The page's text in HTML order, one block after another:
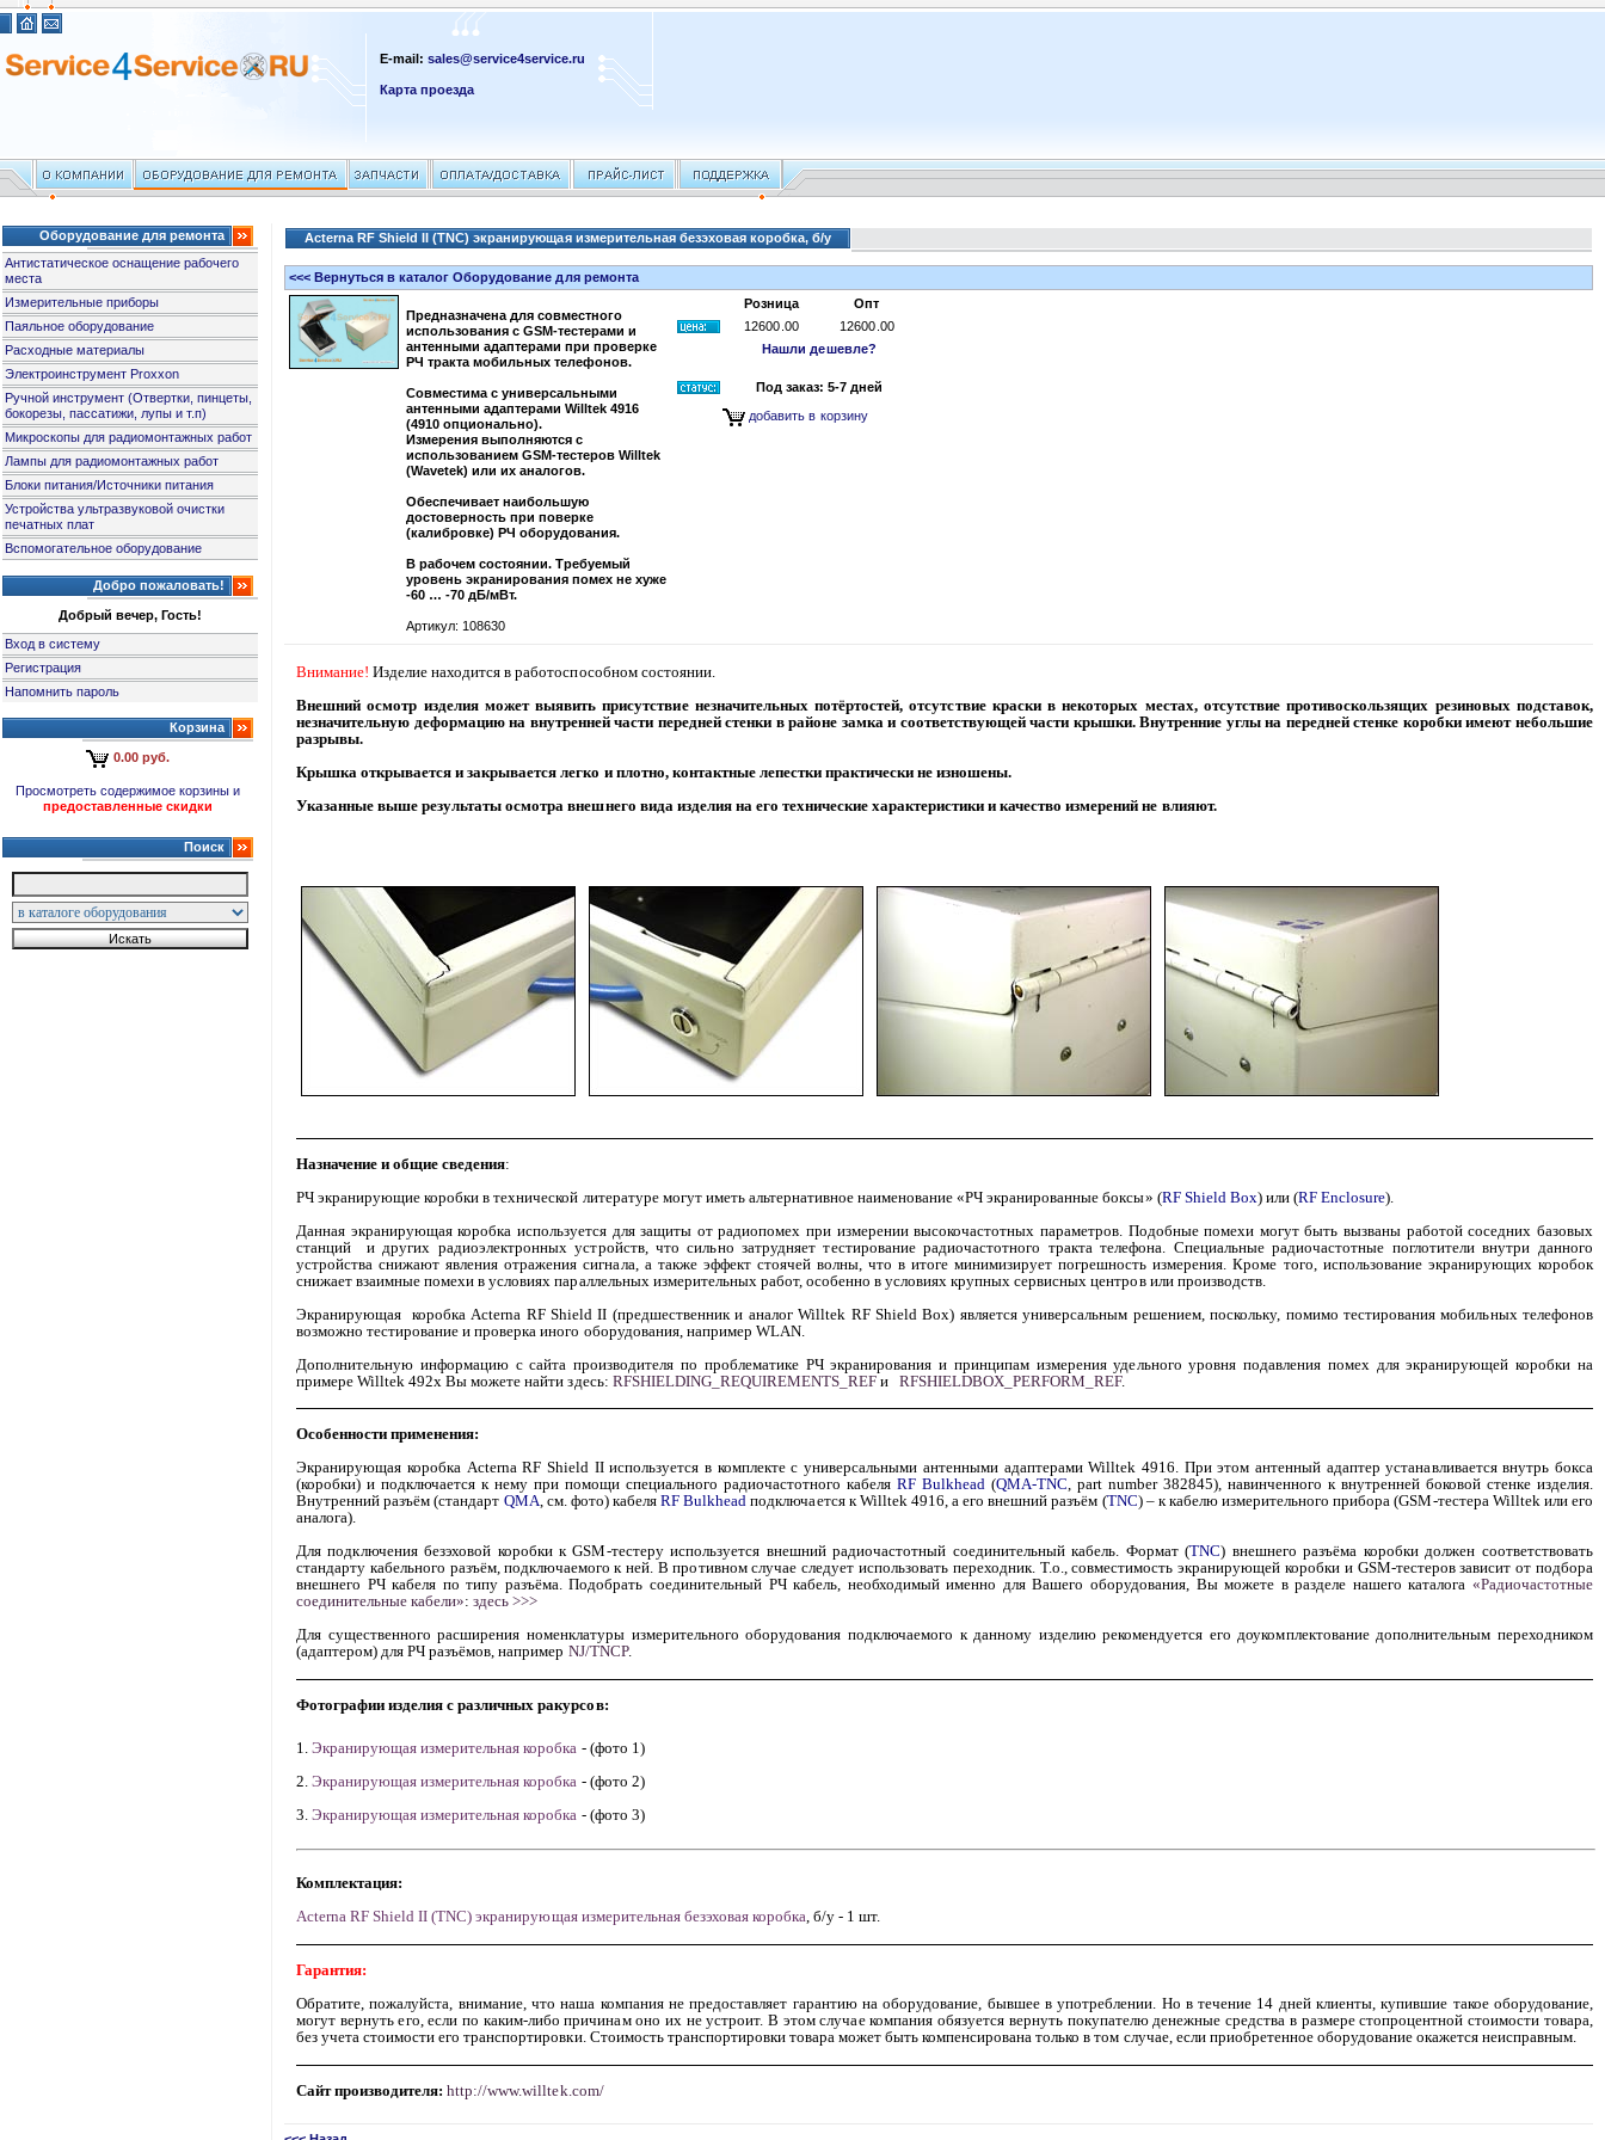
E-mail:sales@service4service.ru
Карта проезда
Оборудование для ремонта
Антистатическое оснащение рабочего
места
Измерительные приборы
Паяльное оборудование
Расходные материалы
Электроинструмент Proxxon
Ручной инструмент (Отвертки, пинцеты,
бокорезы, пассатижи, лупы и т.п)
Микроскопы для радиомонтажных работ
Лампы для радиомонтажных работ
Блоки питания/Источники питания
Устройства ультразвуковой очистки
печатных плат
Вспомогательное оборудование
Добро пожаловать!
Добрый вечер, Гость!
Вход в систему
Регистрация
Напомнить пароль
Корзина
0.00 руб.
Просмотреть содержимое корзины и
предоставленные скидки
Поиск
Acterna RF Shield II (TNC) экранирующая измерительная безэховая коробка, б/у
<<< Вернуться в каталог Оборудование для ремонта
Предназначена для совместного
использования с GSM-тестерами и
антенными адаптерами при проверке
РЧ тракта мобильных телефонов.
Совместима с универсальными
антенными адаптерами Willtek 4916
(4910 опционально).
Измерения выполняются с
использованием GSM-тестеров Willtek
(Wavetek) или их аналогов.
Обеспечивает наибольшую
достоверность при поверке
(калибровке) РЧ оборудования.
В рабочем состоянии. Требуемый
уровень экранирования помех не хуже
-60 … -70 дБ/мВт.
Артикул: 108630
Розница
Опт
12600.00
12600.00
Нашли дешевле?
Под заказ: 5-7 дней
добавить в корзину
Внимание! Изделие находится в работоспособном состоянии.
Внешний осмотр изделия может выявить присутствие незначительных потёртостей, отсутствие краски в некоторых местах, отсутствие противоскользящих резиновых подставок,
незначительную деформацию на внутренней части передней стенки в районе замка и соответствующей части крышки. Внутренние углы на передней стенке коробки имеют небольшие
разрывы.
Крышка открывается и закрывается легко и плотно, контактные лепестки практически не изношены.
Указанные выше результаты осмотра внешнего вида изделия на его технические характеристики и качество измерений не влияют.
Назначение и общие сведения:
РЧ экранирующие коробки в технической литературе могут иметь альтернативное наименование «РЧ экранированные боксы» (RF Shield Box) или (RF Enclosure).
Данная экранирующая коробка используется для защиты от радиопомех при измерении высокочастотных параметров. Подобные помехи могут быть вызваны работой соседних базовых
станций
и других радиоэлектронных устройств, что сильно затрудняет тестирование радиочастотного тракта телефона. Специальные радиочастотные поглотители внутри данного
устройства снижают явления отражения сигнала, а также эффект стоячей волны, что в итоге минимизирует погрешность измерения. Кроме того, использование экранирующих коробок
снижает взаимные помехи в условиях параллельных измерительных работ, особенно в условиях крупных сервисных центров или производств.
Экранирующая коробка Acterna RFShield II (предшественник и аналог Willtek RF Shield Box) является универсальным решением, поскольку, помимо тестирования мобильных телефонов
возможно тестирование и проверка иного оборудования, например WLAN.
Дополнительную информацию с сайта производителя по проблематике РЧ экранирования и принципам измерения удельного уровня подавления помех для экранирующей коробки на
примере Willtek 492x Вы можете найти здесь: RFSHIELDING_REQUIREMENTS_REFи RFSHIELDBOX_PERFORM_REF.
Особенности применения:
Экранирующая коробка Acterna RF ShieldIIиспользуется в комплекте с универсальными антенными адаптерами Willtek 4916. При этом антенный адаптер устанавливается внутрь бокса
(коробки) и подключается к нему при помощи специального радиочастотного кабеля RF Bulkhead (QMA-TNC, part number382845), навинченного к внутренней боковой стенке изделия.
Внутренний разъём (стандарт QMA, см. фото) кабеляRFBulkhead подключается к Willtek 4916, а его внешний разъём (TNC) – к кабелю измерительного прибора (GSM-тестера Willtek или его
аналога).
Для подключения безэховой коробки к GSM-тестеру используется внешний радиочастотный соединительный кабель. Формат (TNC) внешнего разъёма коробки должен соответствовать
стандарту кабельного разъём, подключаемого к ней. В противном случае следует использовать переходник. Т.о., совместимость экранирующей коробки и GSM-тестеров зависит от подбора
внешнего РЧ кабеля по типу разъёма. Подобрать соединительный РЧ кабель, необходимый именно для Вашего оборудования, Вы можете в разделе нашего каталога «Радиочастотные
соединительные кабели»:здесь >>>
Для существенного расширения номенклатуры измерительного оборудования подключаемого к данному изделию рекомендуется его доукомплектование дополнительным переходником
(адаптером) для РЧ разъёмов, например NJ/TNCP.
Фотографии изделия с различных ракурсов:
1.Экранирующая измерительная коробка - (фото 1)
2.Экранирующая измерительная коробка - (фото 2)
3.Экранирующая измерительная коробка - (фото 3)
Комплектация:
Acterna RFShield II (TNC) экранирующая измерительная безэховая коробка, б/у - 1 шт.
Гарантия:
Обратите, пожалуйста, внимание, что наша компания не предоставляет гарантию на оборудование, бывшее в употреблении. Но в течение 14 дней клиенты, купившие такое оборудование,
могут вернуть его, если по каким-либо причинам оно их не устроит. В этом случае компания обязуется вернуть покупателю денежные средства в размере стопроцентной стоимости товара,
без учета стоимости его транспортировки. Стоимость транспортировки товара может быть компенсирована только в том случае, если приобретенное оборудование окажется неисправным.
Сайт производителя: http://www.willtek.com/